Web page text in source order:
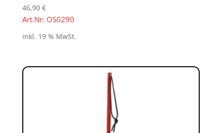
46,90 €
Art.Nr: OS0290
inkl. 19 % MwSt.